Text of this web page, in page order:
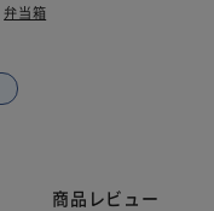
弁当箱
商品レビュー